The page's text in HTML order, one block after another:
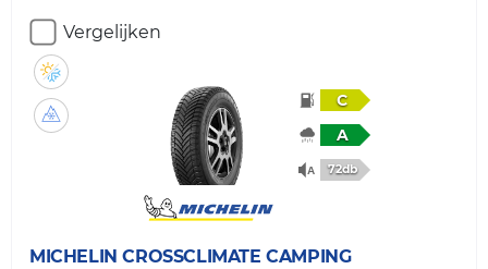
Vergelijken
C
A
72db
MICHELIN CROSSCLIMATE CAMPING